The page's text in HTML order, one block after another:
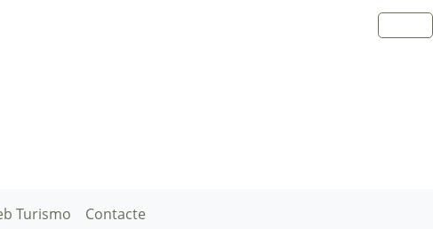
Turismo Contacte